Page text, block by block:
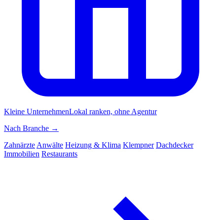
Kleine UnternehmenLokal ranken, ohne Agentur
Nach Branche →
Zahnärzte Anwälte Heizung & Klima Klempner Dachdecker
Immobilien Restaurants